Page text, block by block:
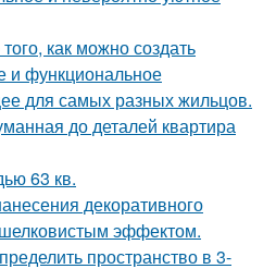
как можно создать
и функциональное
для самых разных жильцов.
до деталей квартира
63 кв.
декоративного
эффектом.
пространство в 3-